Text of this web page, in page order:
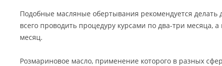
Подобные масляные обертывания рекомендуется
всего проводить процедуру курсами по два-три месяца,
месяц.
Розмариновое масло, применение которого в разных